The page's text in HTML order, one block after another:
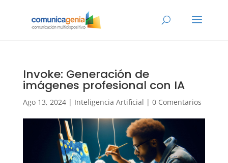
Invoke: Generación de
imágenes profesional con IA
Ago 13, 2024| Inteligencia Artificial | 0 Comentarios